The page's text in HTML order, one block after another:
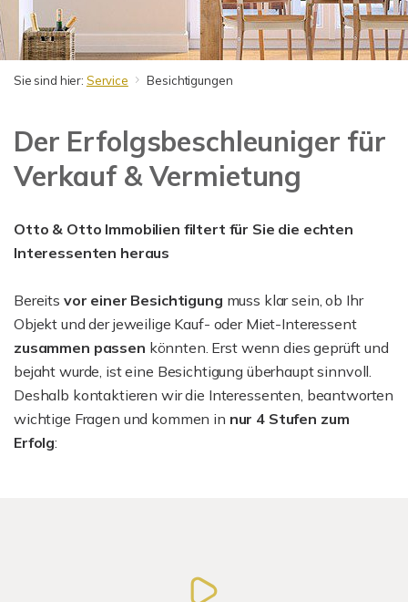
Sie sind hier: Service Besichtigungen
Der Erfolgsbeschleuniger für
Verkauf & Vermietung
Otto & Otto Immobilien filtert für Sie die echten
Interessenten heraus
Bereits vor einer Besichtigung muss klar sein, ob Ihr
Objekt und der jeweilige Kauf- oder Miet-Interessent
zusammen passen könnten. Erst wenn dies geprüft und
bejaht wurde, ist eine Besichtigung überhaupt sinnvoll.
Deshalb kontaktieren wir die Interessenten, beantworten
wichtige Fragen und kommen in nur 4 Stufen zum
Erfolg: